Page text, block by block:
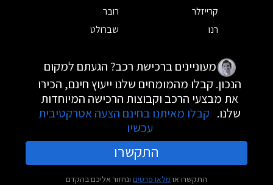
קרייזלר
רובר
רנו
שברולט
מעוניינים ברכישת רכב? הגעתם למקום
הנכון. קבלו מהמומחים שלנו ייעוץ חינם, הכירו
את מבצעי הרכב וקבוצות הרכישה המיוחדות
שלנו. קבלו מאיתנו בחינם הצעה אטרקטיבית
עכשיו
התקשרו
התקשרו או מלאו פרטים ונחזור אליכם בהקדם